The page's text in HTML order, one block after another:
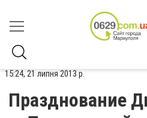
15:24, 21 липня 2013 р.
Празднование